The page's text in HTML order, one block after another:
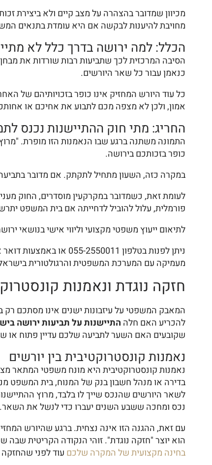
מכיוון שמדובר בהצהרה על מצב קיים ולא
מחויבת להיענות לבקשה אם היא עומדת בתנאים
הכלל: למה ירושה בדרך כלל לא
הסיבה המרכזית לכך שתביעות רבות שורדות את
כנאמן עבור כל שאר היורשים.
כל עוד היורש המחזיק אינו כופר בזכויותיהם של
אמון, ולכן לא מצפה מכם לתבוע את אחיכם או
החריג: מתי חוק ההתיישנות נכנס
התמונה משתנה ברגע שבו הנאמנות הזו מופרת.
כופר בזכותכם בירושה.
במקרה כזה, השעון מתחיל לתקתק. אם מדובר
פורמלית, עלול להוביל לדחייתה אם בית המשפט
לתיאום ייעוץ משפטי מקצועי וליווי אישי בנושאי
מעמיקה עם המערכת המשפטית והרגולטורית
חזקה נוגדת ונאמנות
המאבק המשפטי על עיזבונות ישנים אינו מסתכם
להכריע האם חלה התיישנות על תביעות ירושה
שקובעים האם השער לתביעה שלכם עדיין פתוח או
נאמנות קונסטרוקטיבית בין יורשים
נאמנות קונסטרוקטיבית היא מונח משפטי המתאר
בדירה או מנהל חשבון בנק של המנוח, בית המשפט
לשאר היורשים שהנכס שייך לו בלבד, מרוץ
נכס ומחכה ששבע השנים יעברו כדי לנשל את השאר.
עם זאת, ההגנה הזו אינה נצחית. ברגע שהיורש
הוא יוצר "חזקה נוגדת". זוהי הנקודה הקריטית
בחינה מקצועית של המקרה שלכם עוד לפני